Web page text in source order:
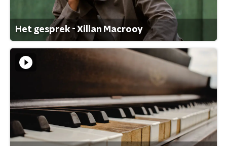
Het gesprek - Xillan Macrooy